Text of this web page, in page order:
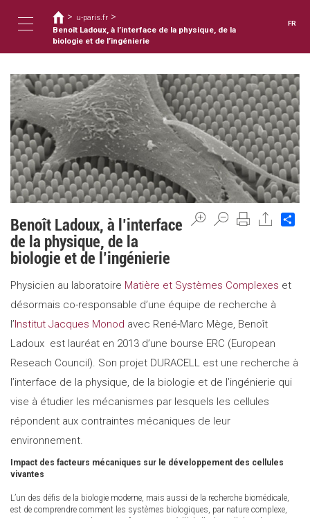
contenu
Toggle
navigation
Vous
êtes
ici
> u-paris.fr >
Benoît Ladoux, à l’interface de la physique, de la
biologie et de l’ingénierie
FR
Benoît Ladoux, à l’interface
de la physique, de la
biologie et de l’ingénierie
Physicien au laboratoire Matière et Systèmes Complexes et
désormais co-responsable d’une équipe de recherche à
l’Institut Jacques Monod avec René-Marc Mège, Benoît
Ladoux est lauréat en 2013 d’une bourse ERC (European
Reseach Council). Son projet DURACELL est une recherche à
l’interface de la physique, de la biologie et de l’ingénierie qui
vise à étudier les mécanismes par lesquels les cellules
répondent aux contraintes mécaniques de leur
environnement.
Impact des facteurs mécaniques sur le développement des cellules
vivantes
L’un des défis de la biologie moderne, mais aussi de la recherche biomédicale,
est de comprendre comment les systèmes biologiques, par nature complexe,